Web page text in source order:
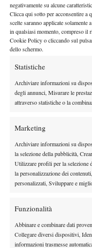
negativamente su alcune
Clicca qui sotto per acconsentire a
scelte saranno applicate
in qualsiasi momento, compreso il
Cookie Policy o cliccando sul
dello schermo.
Statistiche
Archiviare informazioni su
degli annunci, Misurare le
attraverso statistiche o la
Marketing
Archiviare informazioni su
la selezione della pubblicità,
Utilizzare profili per la selezione
la personalizzazione dei
personalizzati, Sviluppare e
Funzionalità
Abbinare e combinare dati
Collegare diversi dispositivi,
informazioni trasmesse
PERCHÉ
Le entry list vengono
torneoe per stabilire chi
non quella che si avrà
iscritta a Wimbledon,
riservati al main draw e
dall’ingresso del
giocatrici meglio
qualificazioni. Se
giocare il main draw dei
testa di serie. Una volta
determinare l’ordine del